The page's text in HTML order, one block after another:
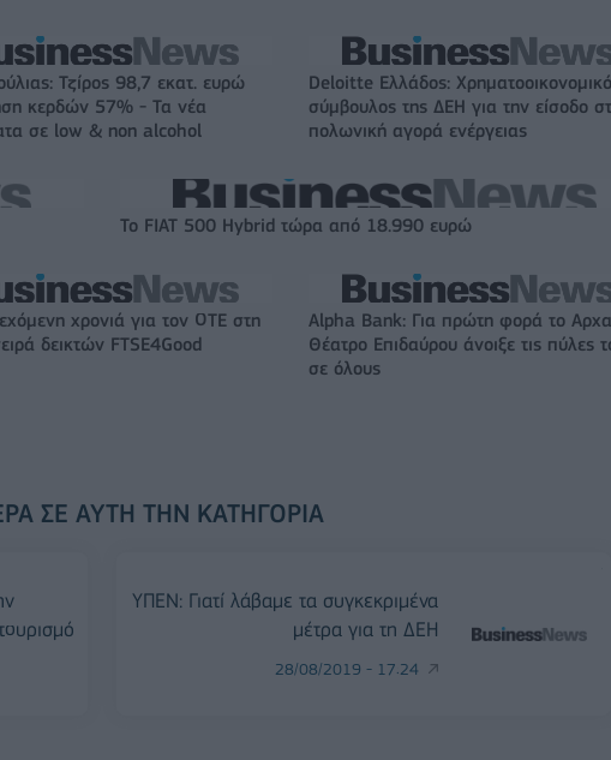
Τζίρος 98,7 εκατ. ευρώ
κερδών 57% - Τα νέα
σε low & non alcohol
Deloitte Ελλάδος:
σύμβουλος της ΔΕΗ για την είσοδο
πολωνική αγορά ενέργειας
Το FIAT 500 Hybrid τώρα από 18.990 ευρώ
χρονιά για τον ΟΤΕ στη
δεικτών FTSE4Good
Alpha Bank: Για πρώτη φορά το
Θέατρο Επιδαύρου άνοιξε τις πύλες
σε όλους
ΣΕ ΑΥΤΉ ΤΗΝ ΚΑΤΗΓΟΡΊΑ
ΥΠΕΝ: Γιατί λάβαμε τα συγκεκριμένα
μέτρα για τη ΔΕΗ
28/08/2019 - 17:24